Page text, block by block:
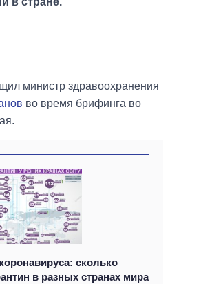
министр здравоохранения
во время брифинга во
сколько
в разных странах мира